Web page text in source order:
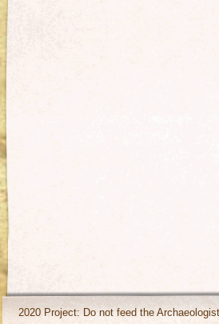
2020 Project: Do not feed the